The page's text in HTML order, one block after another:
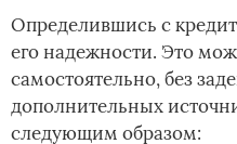
Определившись с
его надежности. Это
самостоятельно, без
дополнительных
следующим образом: